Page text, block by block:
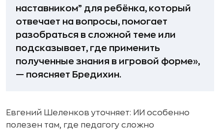
наставником” для ребёнка, который
отвечает на вопросы, помогает
разобраться в сложной теме или
подсказывает, где применить
полученные знания в игровой форме»,
— поясняет Бредихин.
Евгений Шеленков уточняет: ИИ особенно
полезен там, где педагогу сложно